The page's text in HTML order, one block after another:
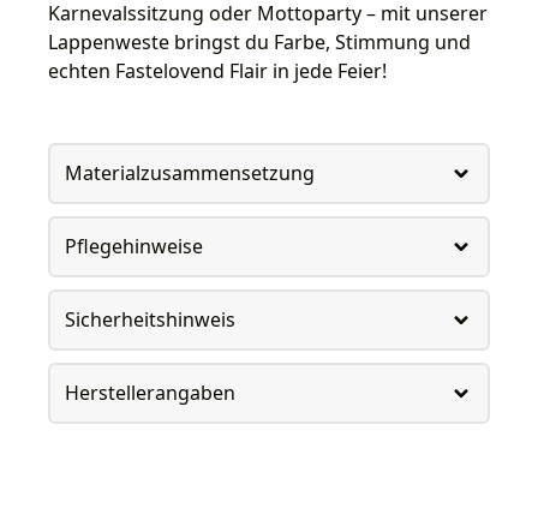
Karnevalssitzung oder Mottoparty – mit unserer
Lappenweste bringst du Farbe, Stimmung und
echten Fastelovend Flair in jede Feier!
Materialzusammensetzung
Pflegehinweise
Sicherheitshinweis
Herstellerangaben